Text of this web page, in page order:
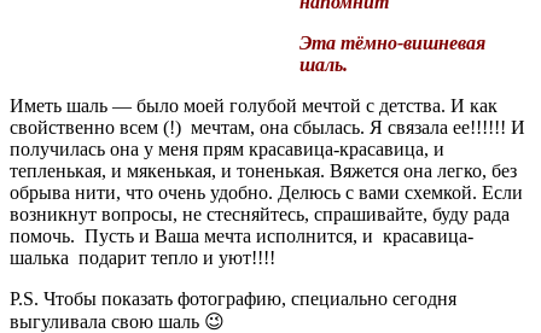
Эта тёмно-вишневая
шаль.
Иметь шаль — было моей голубой мечтой с детства. И как
свойственно всем (!) мечтам, она сбылась. Я связала ее!!!!!! И
получилась она у меня прям красавица-красавица, и
тепленькая, и мякенькая, и тоненькая. Вяжется она легко, без
обрыва нити, что очень удобно. Делюсь с вами схемкой. Если
возникнут вопросы, не стесняйтесь, спрашивайте, буду рада
помочь. Пусть и Ваша мечта исполнится, и красавица-
шалька подарит тепло и уют!!!!
P.S. Чтобы показать фотографию, специально сегодня
выгуливала свою шаль 😉